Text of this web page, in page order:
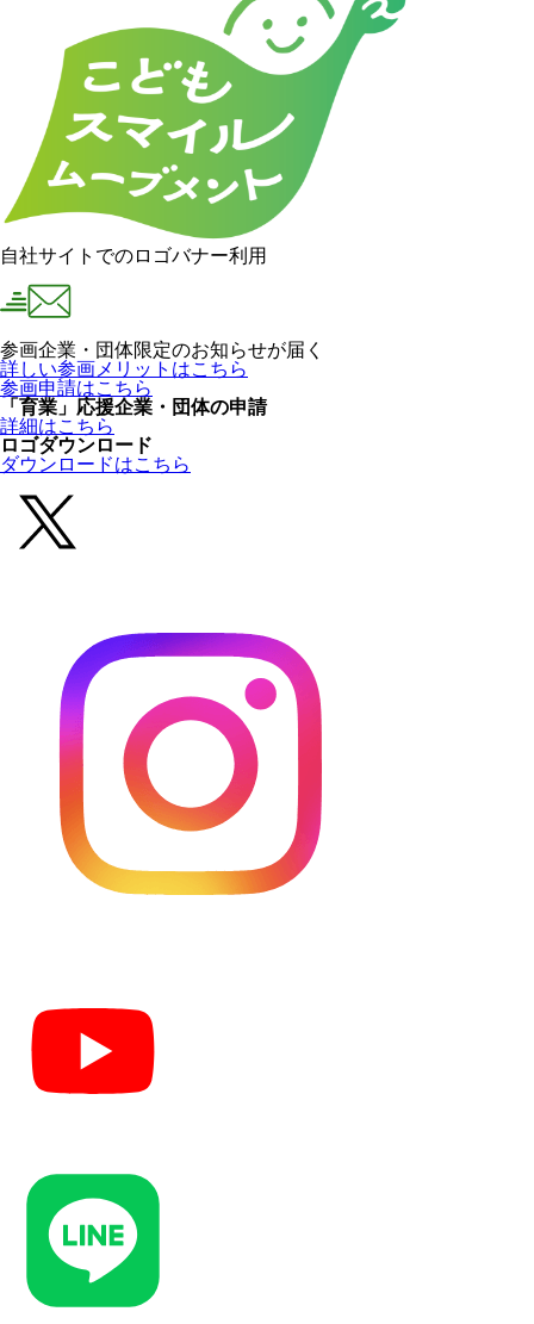
自社サイトでのロゴバナー利用
参画企業・団体限定のお知らせが届く
詳しい参画メリットはこちら
参画申請はこちら
「育業」応援企業・団体の申請
詳細はこちら
ロゴダウンロード
ダウンロードはこちら